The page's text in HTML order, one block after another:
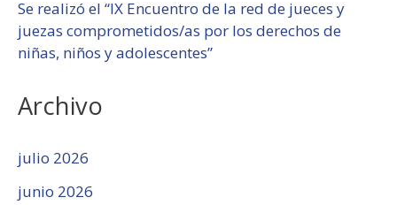
Se realizó el “IX Encuentro de la red de jueces y
juezas comprometidos/as por los derechos de
niñas, niños y adolescentes”
Archivo
julio 2026
junio 2026